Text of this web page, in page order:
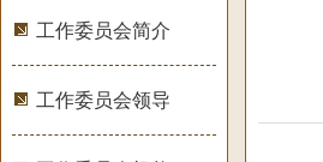
工作委员会简介
工作委员会领导